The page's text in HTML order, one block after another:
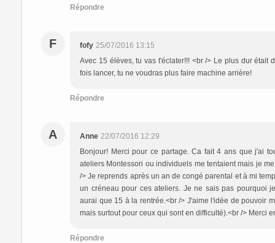
Répondre
F fofy 25/07/2016 13:15
Avec 15 élèves, tu vas t'éclater!!! <br /> Le plus dur
fois lancer, tu ne voudras plus faire machine arrière!
Répondre
A Anne 22/07/2016 12:29
Bonjour! Merci pour ce partage. Ca fait 4 ans que j'ai
ateliers Montessori ou individuels me tentaient mais je
/> Je reprends après un an de congé parental et à mi
un créneau pour ces ateliers. Je ne sais pas pourquoi
aurai que 15 à la rentrée.<br /> J'aime l'idée de pouvoir
mais surtout pour ceux qui sont en difficulté).<br /> Merci
Répondre